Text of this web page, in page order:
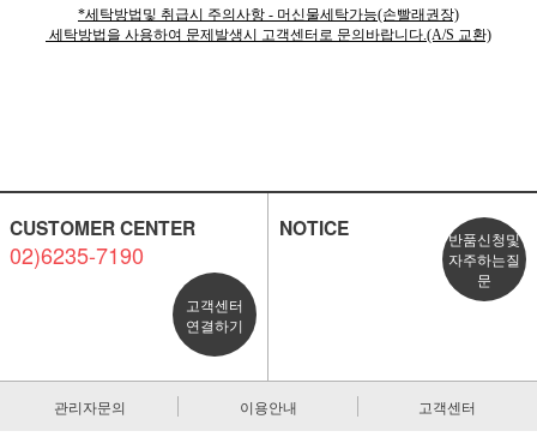
*세탁방법및 취급시 주의사항 - 머신물세탁가능(손빨래권장)
세탁방법을 사용하여 문제발생시 고객센터로 문의바랍니다.(A/S 교환)
CUSTOMER CENTER
02)6235-7190
고객센터
연결하기
NOTICE
반품신청및
자주하는질
문
관리자문의 이용안내 고객센터